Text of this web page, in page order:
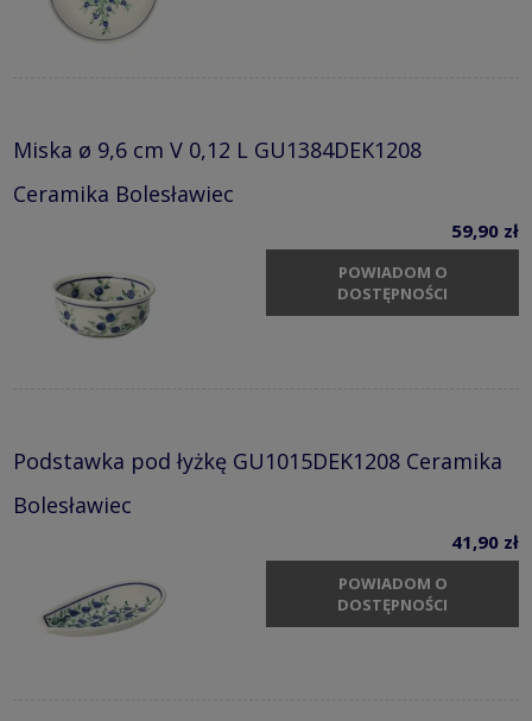
Miska ø 9,6 cm V 0,12 L GU1384DEK1208
Ceramika Bolesławiec
59,90 zł
POWIADOM O
DOSTĘPNOŚCI
Podstawka pod łyżkę GU1015DEK1208 Ceramika
Bolesławiec
41,90 zł
POWIADOM O
DOSTĘPNOŚCI